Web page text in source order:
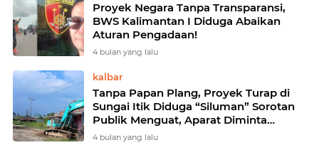
Proyek Negara Tanpa Transparansi,
BWS Kalimantan I Diduga Abaikan
Aturan Pengadaan!
4 bulan yang lalu
kalbar
Tanpa Papan Plang, Proyek Turap di
Sungai Itik Diduga “Siluman” Sorotan
Publik Menguat, Aparat Diminta
Bertindak!
4 bulan yang lalu